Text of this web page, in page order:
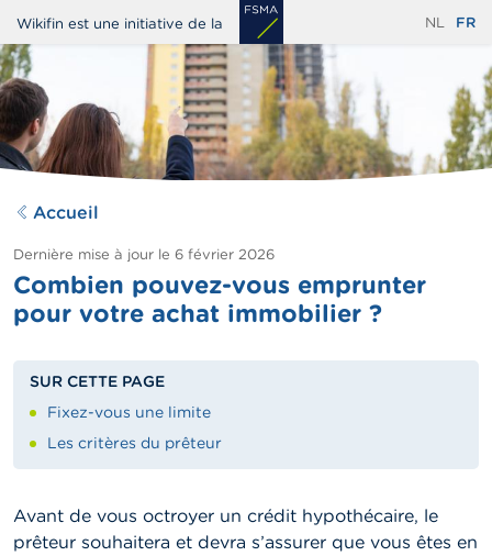
Aller
au
contenu
principal
Wikifin est une initiative de la NL FR
Accueil
Dernière mise à jour le 6 février 2026
Combien pouvez-vous emprunter
pour votre achat immobilier ?
SUR CETTE PAGE
Fixez-vous une limite
Les critères du prêteur
Avant de vous octroyer un crédit hypothécaire, le
prêteur souhaitera et devra s’assurer que vous êtes en